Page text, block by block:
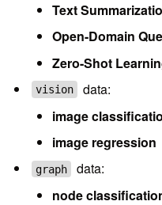
Text
Open-Domain
Zero-Shot
vision
data:
image
image regression
graph
data:
node